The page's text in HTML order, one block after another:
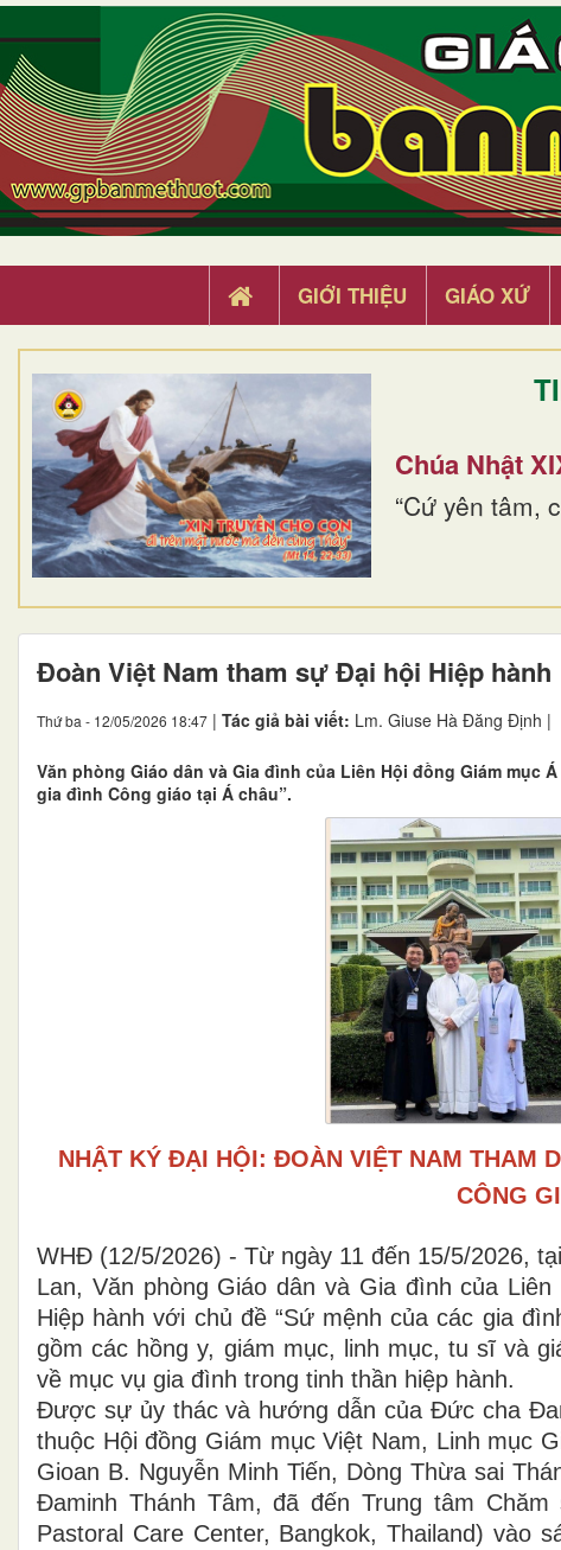
GIỚI THIỆU GIÁO XỨ
Chúa Nhật
“Cứ yên tâm,
Đoàn Việt Nam tham sự Đại hội Hiệp hành
Thứ ba - 12/05/2026 18:47 | Tác giả bài viết: Lm. Giuse Hà Đăng Định |
Văn phòng Giáo dân và Gia đình của Liên Hội đồng Giám mục
gia đình Công giáo tại Á châu”.
NHẬT KÝ ĐẠI HỘI: ĐOÀN VIỆT NAM THAM
CÔNG
WHĐ (12/5/2026) - Từ ngày 11 đến 15/5/2026,
Lan, Văn phòng Giáo dân và Gia đình của
Hiệp hành với chủ đề “Sứ mệnh của các gia
gồm các hồng y, giám mục, linh mục, tu sĩ và
về mục vụ gia đình trong tinh thần hiệp hành.
Được sự ủy thác và hướng dẫn của Đức cha
thuộc Hội đồng Giám mục Việt Nam, Linh mục
Gioan B. Nguyễn Minh Tiến, Dòng Thừa sai
Đaminh Thánh Tâm, đã đến Trung tâm Chăm
Pastoral Care Center, Bangkok, Thailand) vào